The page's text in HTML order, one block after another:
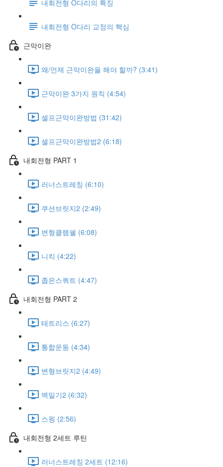
내회전형 O다리의 특징
내회전형 O다리 교정의 핵심
근막이완
왜/언제 근막이완을 해야 할까? (3:41)
근막이완 3가지 원칙 (4:54)
셀프근막이완방법 (31:42)
셀프근막이완방법2 (6:18)
내회전형 PART 1
러너스트레칭 (6:10)
쿠션브릿지2 (2:49)
변형클램쉘 (6:08)
니킥 (4:22)
좁은스쿼트 (4:47)
내회전형 PART 2
테트리스 (6:27)
통합운동 (4:34)
변형브릿지2 (4:49)
벽밀기2 (6:32)
스윙 (2:56)
내회전형 2세트 루틴
러너스트레칭 2세트 (12:16)